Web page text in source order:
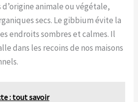
animale ou végétale,
secs. Le gibbium évite la
endroits sombres et calmes. Il
dans les recoins de nos maisons
: tout savoir